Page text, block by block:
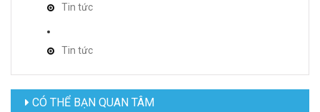
Tin tức
Tin tức
CÓ THỂ BẠN QUAN TÂM